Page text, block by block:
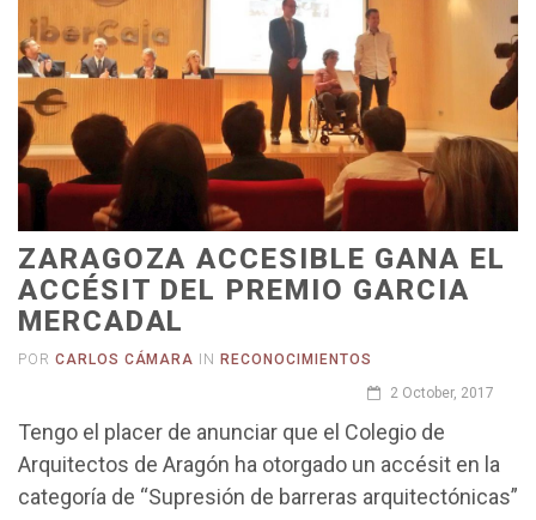
ZARAGOZA ACCESIBLE GANA EL
ACCÉSIT DEL PREMIO GARCIA
MERCADAL
POR CARLOS CÁMARA IN
RECONOCIMIENTOS
2 October, 2017
Tengo el placer de anunciar que el Colegio de
Arquitectos de Aragón ha otorgado un accésit en la
categoría de “Supresión de barreras arquitectónicas”